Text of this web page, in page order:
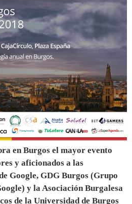
en Burgos el mayor evento
y aficionados a las
Google, GDG Burgos (Grupo
y la Asociación Burgalesa
de la Universidad de Burgos